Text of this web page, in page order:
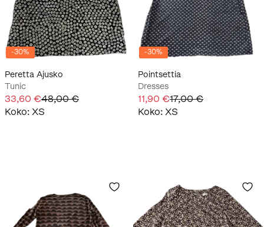
-30%
Peretta Ajusko
Tunic
33,60 €48,00 €
Koko: XS
-30%
Pointsettia
Dresses
11,90 €17,00 €
Koko: XS